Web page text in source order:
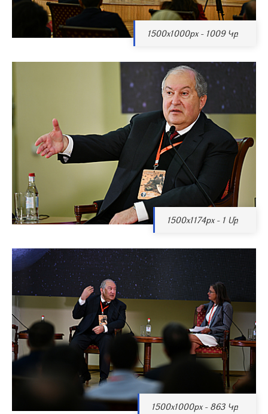
1500x1000px - 1009 Կբ
1500x1174px - 1 Մբ
1500x1000px - 863 Կբ